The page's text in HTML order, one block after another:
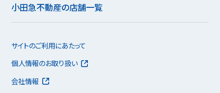
小田急不動産の店舗一覧
サイトのご利用にあたって
個人情報のお取り扱い
会社情報